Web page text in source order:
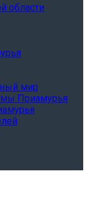
области
мир
Приамурья